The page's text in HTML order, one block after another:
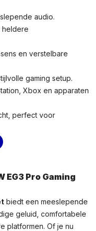
audio.
heldere
en verstelbare
gaming setup.
Xbox en apparaten
perfect voor
EG3 Pro Gaming
biedt een meeslepende
geluid, comfortabele
platformen. Of je nu